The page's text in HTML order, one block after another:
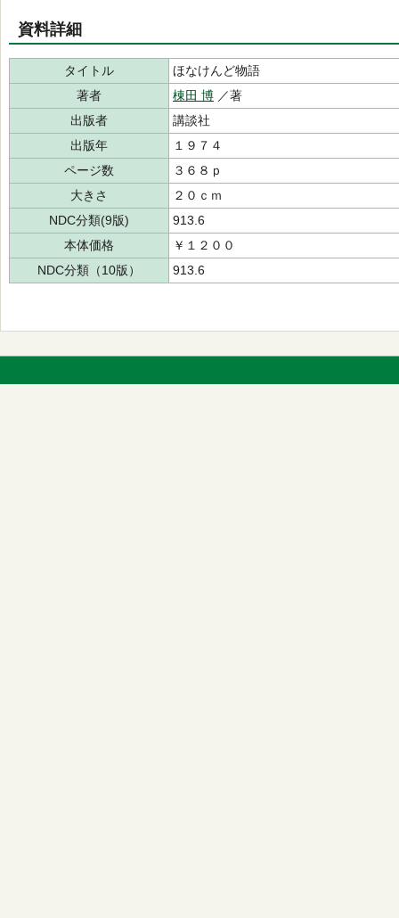
資料詳細
タイトル
ほなけんど物語
著者
棟田 博 ／著
出版者
講談社
出版年
１９７４
ページ数
３６８ｐ
大きさ
２０ｃｍ
NDC分類(9版)
913.6
本体価格
￥１２００
NDC分類（10版）
913.6